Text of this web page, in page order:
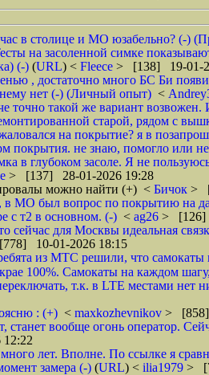
в столице и МО юзабельно? (-)
на засоленной симке
(-) (URL) < Fleece > [138] 19-01-
, достаточно много БС Би
нет (-) (Личный опыт) <
точно такой же вариант
старой, рядом с
на покрытие? я в
покрытия. не знаю, помогло или
в глубоком засоле. Я не
> [137] 28-01-2026 19:28
можно найти (+) < Бичок >
МО был вопрос по покрытию на
с т2 в основном. (-) < ag26 > [126]
сейчас для Москвы идеальная
10-01-2026 18:15
из МТС решили, что самокаты
100%. Самокаты на каждом
т.к. в LTE местами нет
: (+) < maxkozhevnikov > [858]
станет вообще огонь оператор.
лет. Вполне. По ссылке я
замера (-) (URL) < ilia1979 >